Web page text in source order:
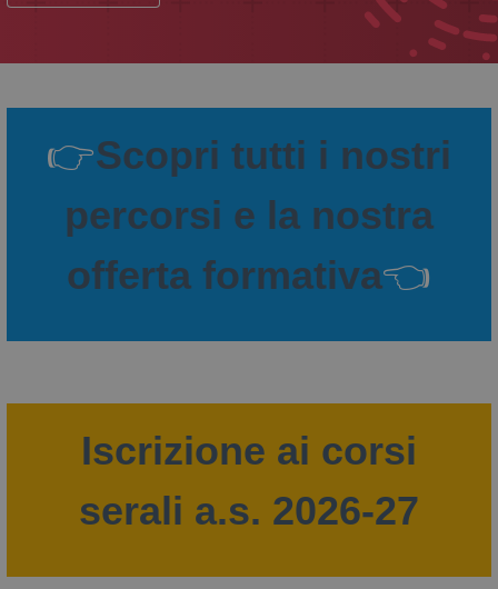
👉Scopri tutti i nostri
percorsi e la nostra
offerta formativa👈
Iscrizione ai corsi
serali a.s. 2026-27